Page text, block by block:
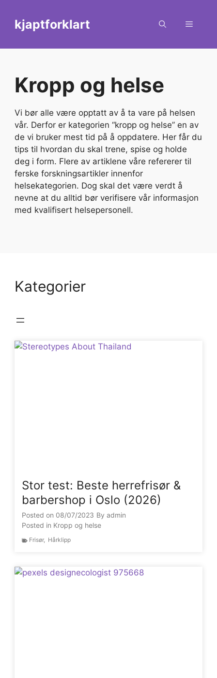
contentkjaptforklart Menu
Kropp og helse
Vi bør alle være opptatt av å ta vare på helsen
vår. Derfor er kategorien “kropp og helse” en av
de vi bruker mest tid på å oppdatere. Her får du
tips til hvordan du skal trene, spise og holde
deg i form. Flere av artiklene våre refererer til
ferske forskningsartikler innenfor
helsekategorien. Dog skal det være verdt å
nevne at du alltid bør verifisere vår informasjon
med kvalifisert helsepersonell.
Kategorier
Stor test: Beste herrefrisør &
barbershop i Oslo (2026)
Posted on 08/07/2023 By admin
Posted in Kropp og helse
Frisør, Hårklipp